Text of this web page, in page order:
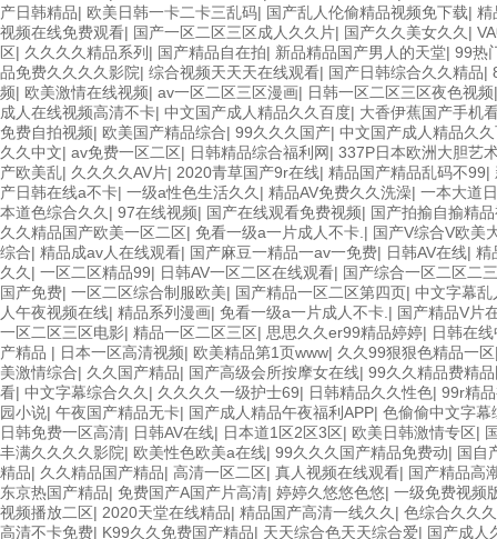
产日韩精品| 欧美日韩一卡二卡三乱码| 国产乱人伦偷精品视频免下载| 精
视频在线免费观看| 国产一区二区三区成人久久片| 国产久久美女久久 |
区| 久久久久精品系列 | 国产精品自在拍| 新品精品国产男人的天堂| 99热
品免费久久久久影院| 综合视频天天天在线观看| 国产日韩综合久久精品|
频| 欧美激情在线视频| av一区二区三区漫画| 日韩一区二区三区夜色视频
成人在线视频高清不卡| 中文国产成人精品久久百度| 大香伊蕉国产手机
免费自拍视频| 欧美国产精品综合| 99久久久国产| 中文国产成人精品久
久久中文| av免费一区二区| 日韩精品综合福利网| 337P日本欧洲大胆艺
产欧美乱| 久久久久AV片| 2020青草国产9r在线| 精品国产精品乱码不99|
产日韩在线a不卡| 一级a性色生活久久 | 精品AV免费久久洗澡| 一本大道
本道色综合久久 | 97在线视频| 国产在线观看免费视频| 国产拍揄自揄精
久久精品国产欧美一区二区| 免看一级a一片成人不卡. | 国产V综合V欧美
综合| 精品成av人在线观看| 国产麻豆一精品一av一免费| 日韩AV在线| 精
久久 | 一区二区精品99| 日韩AV一区二区在线观看| 国产综合一区二区二
国产免费| 一区二区综合制服欧美| 国产精品一区二区第四页| 中文字幕乱
人午夜视频在线| 精品系列漫画| 免看一级a一片成人不卡. | 国产精品V片
一区二区三区电影| 精品一区二区三区| 思思久久er99精品婷婷| 日韩在
产精品 | 日本一区高清视频| 欧美精品第1页www| 久久99狠狠色精品一区
美激情综合| 久久国产精品| 国产高级会所按摩女在线| 99久久精品费精
看| 中文字幕综合久久 | 久久久久一级护士69| 日韩精品久久性色| 99r精
园小说| 午夜国产精品无卡| 国产成人精品午夜福利APP| 色偷偷中文字幕
日韩免费一区高清| 日韩AV在线| 日本道1区2区3区| 欧美日韩激情专区|
丰满久久久久影院| 欧美性色欧美a在线| 99久久久国产精品免费动| 国自
精品| 久久精品国产精品| 高清一区二区| 真人视频在线观看| 国产精品高
东京热国产精品| 免费国产A国产片高清| 婷婷久悠悠色悠| 一级免费视频
视频播放二区| 2020天堂在线精品| 精品国产高清一线久久 | 色综合久久
高清不卡免费| K99久久免费国产精品| 天天综合色天天综合爱| 国产成人